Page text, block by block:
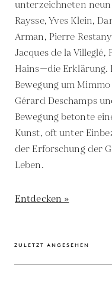
unterzeichneten
Raysse, Yves Klein,
Arman, Pierre
Jacques de la
Hains—die Erklärung.
Bewegung um
Gérard Deschamps
Bewegung betonte
Kunst, oft unter
der Erforschung der
Leben.
Entdecken »
ZULETZT ANGESEHEN